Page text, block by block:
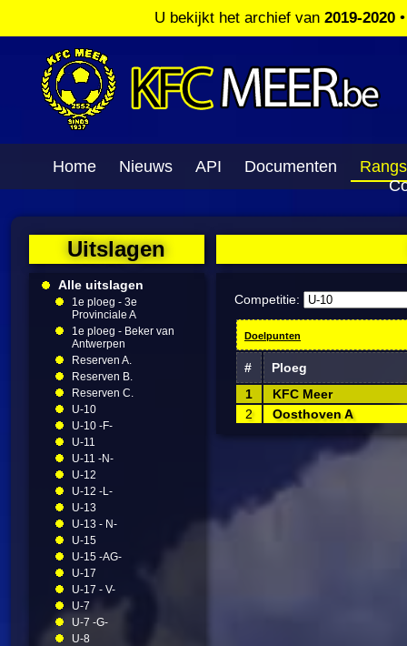
U bekijkt het archief van 2019-2020
Home Nieuws API Documenten
Uitslagen
Alle uitslagen
1e ploeg - 3e
Provinciale A
1e ploeg - Beker van
Antwerpen
Reserven A.
Reserven B.
Reserven C.
U-10
U-10 -F-
U-11
U-11 -N-
U-12
U-12 -L-
U-13
U-13 - N-
U-15
U-15 -AG-
U-17
U-17 - V-
U-7
U-7 -G-
U-8
Competitie:
Doelpunten
#
Ploeg
1
KFC Meer
2
Oosthoven A